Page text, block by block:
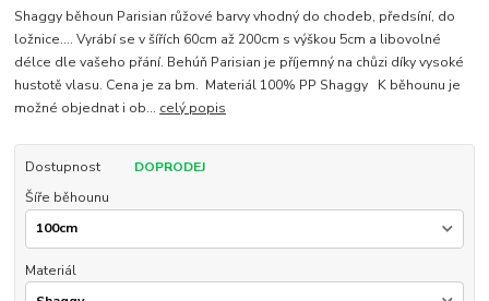
Shaggy běhoun Parisian růžové barvy vhodný do chodeb, předsíní, do
ložnice.... Vyrábí se v šířích 60cm až 200cm s výškou 5cm a libovolné
délce dle vašeho přání. Behúň Parisian je příjemný na chůzi díky vysoké
hustotě vlasu. Cena je za bm. Materiál 100% PP Shaggy K běhounu je
možné objednat i ob... celý popis
Dostupnost
DOPRODEJ
Šíře běhounu
Materiál